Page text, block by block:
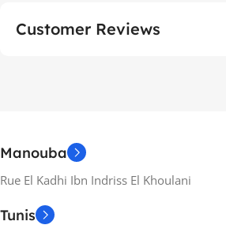
Customer Reviews
Manouba
Rue El Kadhi Ibn Indriss El Khoulani
Tunis